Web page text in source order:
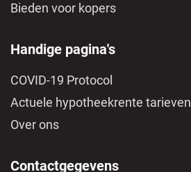
Bieden voor kopers
Handige pagina's
COVID-19 Protocol
Actuele hypotheekrente tarieven
Over ons
Contactgegevens